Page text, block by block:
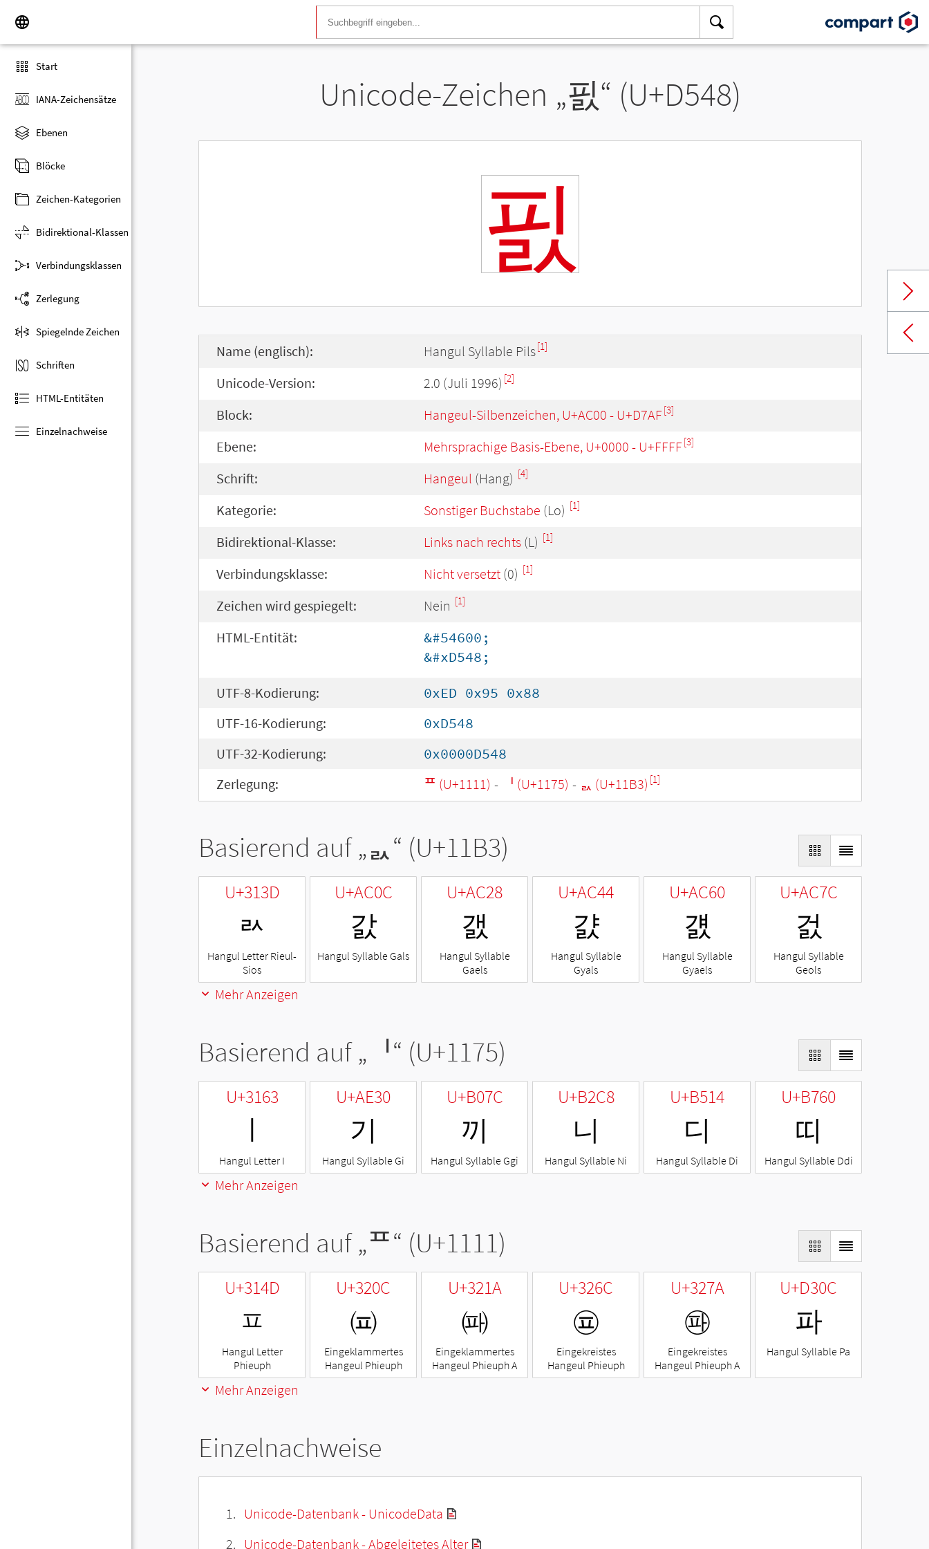
Start
IANA-Zeichensätze
Ebenen
Blöcke
Zeichen-Kategorien
Bidirektional-Klassen
Verbindungsklassen
Zerlegung
Spiegelnde Zeichen
Schriften
HTML-Entitäten
Einzelnachweise
Unicode-Zeichen „핈“ (U+D548)
핈
Name (englisch): Hangul Syllable Pils[1]
Unicode-Version: 2.0 (Juli 1996) [2]
Block: Hangeul-Silbenzeichen, U+AC00 - U+D7AF[3]
Ebene: Mehrsprachige Basis-Ebene, U+0000 - U+FFFF[3]
Schrift: Hangeul (Hang) [4]
Kategorie: Sonstiger Buchstabe (Lo) [1]
Bidirektional-Klasse: Links nach rechts (L) [1]
Verbindungsklasse: Nicht versetzt (0) [1]
Zeichen wird gespiegelt: Nein [1]
HTML-Entität:
&#54600;
&#xD548;
UTF-8-Kodierung:
0xED 0x95 0x88
UTF-16-Kodierung:
0xD548
UTF-32-Kodierung:
0x0000D548
Zerlegung:
ᄑ (U+1111) - ᅵ (U+1175) - ᆳ (U+11B3) [1]
Basierend auf „ᆳ“ (U+11B3)
U+313D
ㄽ
Hangul Letter Rieul-
Sios
U+AC0C
갌
Hangul Syllable Gals
U+AC28
갨
Hangul Syllable
Gaels
U+AC44
걄
Hangul Syllable
Gyals
U+AC60
걠
Hangul Syllable
Gyaels
U+AC7C
걼
Hangul Syllable
Geols
Mehr Anzeigen
Basierend auf „ ᅵ“ (U+1175)
U+3163
ㅣ
Hangul Letter I
U+AE30
기
Hangul Syllable Gi
U+B07C
끼
Hangul Syllable Ggi
U+B2C8
니
Hangul Syllable Ni
U+B514
디
Hangul Syllable Di
U+B760
띠
Hangul Syllable Ddi
Mehr Anzeigen
Basierend auf „ᄑ“ (U+1111)
U+314D
ㅍ
Hangul Letter
Phieuph
U+320C
㈌
Eingeklammertes
Hangeul Phieuph
U+321A
㈚
Eingeklammertes
Hangeul Phieuph A
U+326C
㉬
Eingekreistes
Hangeul Phieuph
U+327A
㉺
Eingekreistes
Hangeul Phieuph A
U+D30C
파
Hangul Syllable Pa
Mehr Anzeigen
Einzelnachweise
Unicode-Datenbank - UnicodeData
Unicode-Datenbank - Abgeleitetes Alter